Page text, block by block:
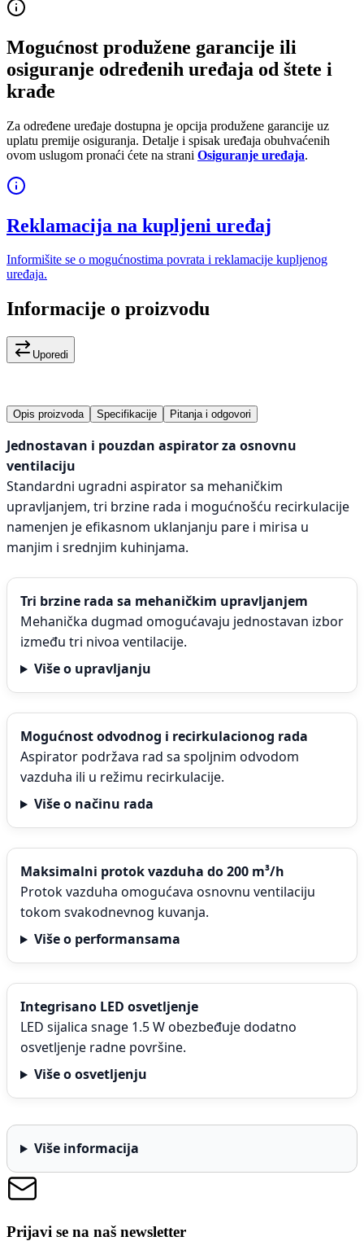
Mogućnost produžene garancije ili
osiguranje određenih uređaja od štete i
krađe
Za određene uređaje dostupna je opcija produžene garancije uz
uplatu premije osiguranja. Detalje i spisak uređaja obuhvaćenih
ovom uslugom pronaći ćete na strani Osiguranje uređaja.
Reklamacija na kupljeni uređaj
Informišite se o mogućnostima povrata i reklamacije kupljenog
uređaja.
Informacije o proizvodu
Uporedi
Opis proizvoda Specifikacije Pitanja i odgovori
Jednostavan i pouzdan aspirator za osnovnu
ventilaciju
Standardni ugradni aspirator sa mehaničkim
upravljanjem, tri brzine rada i mogućnošću recirkulacije
namenjen je efikasnom uklanjanju pare i mirisa u
manjim i srednjim kuhinjama.
Tri brzine rada sa mehaničkim upravljanjem
Mehanička dugmad omogućavaju jednostavan izbor
između tri nivoa ventilacije.
Više o upravljanju
Mogućnost odvodnog i recirkulacionog rada
Aspirator podržava rad sa spoljnim odvodom
vazduha ili u režimu recirkulacije.
Više o načinu rada
Maksimalni protok vazduha do 200 m³/h
Protok vazduha omogućava osnovnu ventilaciju
tokom svakodnevnog kuvanja.
Više o performansama
Integrisano LED osvetljenje
LED sijalica snage 1.5 W obezbeđuje dodatno
osvetljenje radne površine.
Više o osvetljenju
Više informacija
Prijavi se na naš newsletter